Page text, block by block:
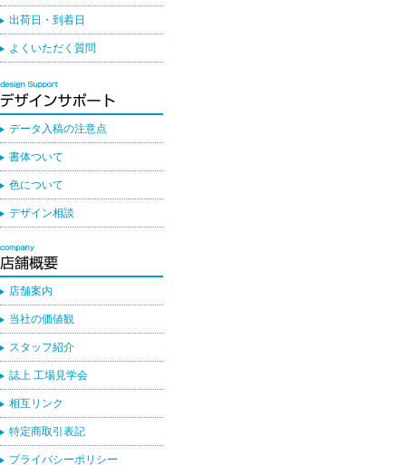
出荷日・到着日
よくいただく質問
データ入稿の注意点
書体ついて
色について
デザイン相談
店舗案内
当社の価値観
スタッフ紹介
誌上 工場見学会
相互リンク
特定商取引表記
プライバシーポリシー